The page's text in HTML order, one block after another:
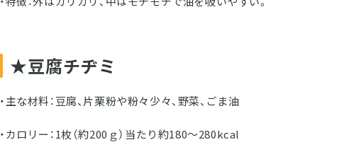
★豆腐チヂミ
・主な材料：豆腐、片栗粉や粉々少々、野菜、ごま油
・カロリー：1枚（約200ｇ）当たり約180～280kcal